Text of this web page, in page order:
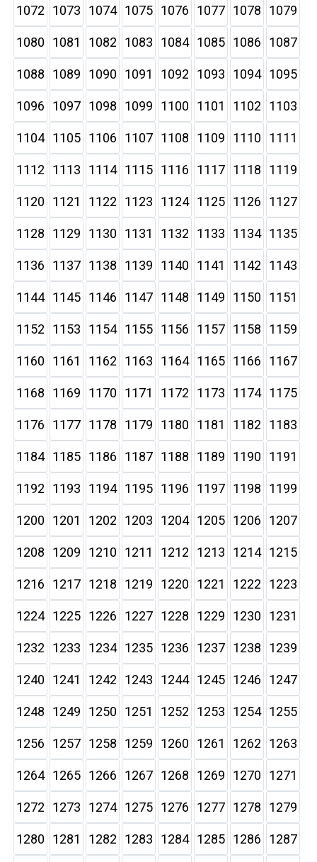
1072 1073 1074 1075 1076 1077 1078 1079
1080 1081 1082 1083 1084 1085 1086 1087
1088 1089 1090 1091 1092 1093 1094 1095
1096 1097 1098 1099 1100 1101 1102 1103
1104 1105 1106 1107 1108 1109 1110 1111
1112 1113 1114 1115 1116 1117 1118 1119
1120 1121 1122 1123 1124 1125 1126 1127
1128 1129 1130 1131 1132 1133 1134 1135
1136 1137 1138 1139 1140 1141 1142 1143
1144 1145 1146 1147 1148 1149 1150 1151
1152 1153 1154 1155 1156 1157 1158 1159
1160 1161 1162 1163 1164 1165 1166 1167
1168 1169 1170 1171 1172 1173 1174 1175
1176 1177 1178 1179 1180 1181 1182 1183
1184 1185 1186 1187 1188 1189 1190 1191
1192 1193 1194 1195 1196 1197 1198 1199
1200 1201 1202 1203 1204 1205 1206 1207
1208 1209 1210 1211 1212 1213 1214 1215
1216 1217 1218 1219 1220 1221 1222 1223
1224 1225 1226 1227 1228 1229 1230 1231
1232 1233 1234 1235 1236 1237 1238 1239
1240 1241 1242 1243 1244 1245 1246 1247
1248 1249 1250 1251 1252 1253 1254 1255
1256 1257 1258 1259 1260 1261 1262 1263
1264 1265 1266 1267 1268 1269 1270 1271
1272 1273 1274 1275 1276 1277 1278 1279
1280 1281 1282 1283 1284 1285 1286 1287